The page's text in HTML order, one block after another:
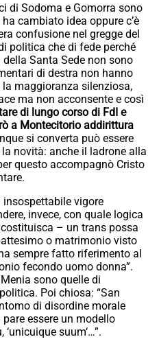
di Sodoma e Gomorra sono
cambiato idea oppure c’è
confusione nel gregge del
politica che di fede perché
Santa Sede non sono
di destra non hanno
maggioranza silenziosa,
ma non acconsente e così
di lungo corso di FdI e
a Montecitorio addirittura
si converta può essere
novità: anche il ladrone alla
questo accompagnò Cristo
vigore
invece, con quale logica
– un trans possa
o matrimonio visto
sempre fatto riferimento al
fecondo uomo donna”.
sono quelle di
Poi chiosa: “San
di disordine morale
essere un modello
suum‘…”.